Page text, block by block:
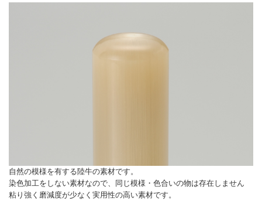
自然の模様を有する陸牛の素材です。
染色加工をしない素材なので、同じ模様・色合いの物は存在しません
粘り強く磨減度が少なく実用性の高い素材です。